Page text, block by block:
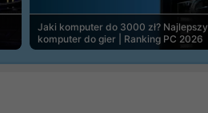
Jaki komputer do 3000 zł? Najlepszy
komputer do gier | Ranking PC 2026